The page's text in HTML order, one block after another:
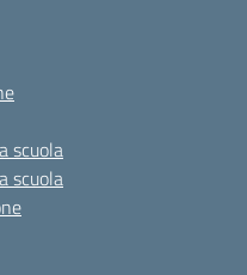
scuola
scuola